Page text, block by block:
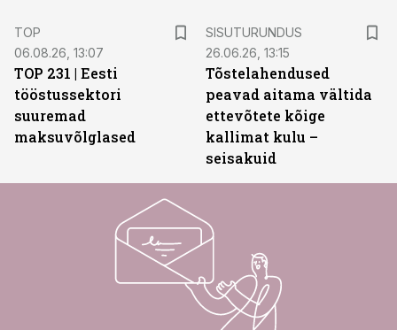
TOP
06.08.26, 13:07
TOP 231 | Eesti
tööstussektori
suuremad
maksuvõlglased
SISUTURUNDUS
26.06.26, 13:15
Tõstelahendused
peavad aitama vältida
ettevõtete kõige
kallimat kulu –
seisakuid